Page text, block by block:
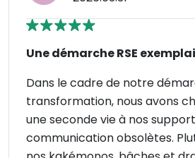
Une démarche RSE
Dans le cadre de notre
transformation, nous avons
une seconde vie à nos
communication obsolètes.